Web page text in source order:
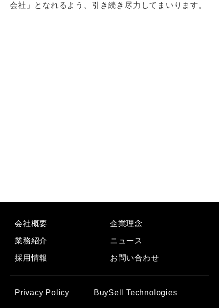
会社」となれるよう、引き続き尽力してまいります。
会社概要 企業理念
業務紹介 ニュース
採用情報 お問い合わせ
Privacy Policy BuySell Technologies